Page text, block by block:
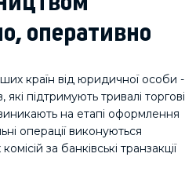
оперативно
країн від юридичної особи -
підтримують тривалі торгові
на етапі оформлення
операції виконуються
за банківські транзакції